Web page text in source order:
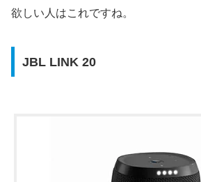
欲しい人はこれですね。
JBL LINK 20